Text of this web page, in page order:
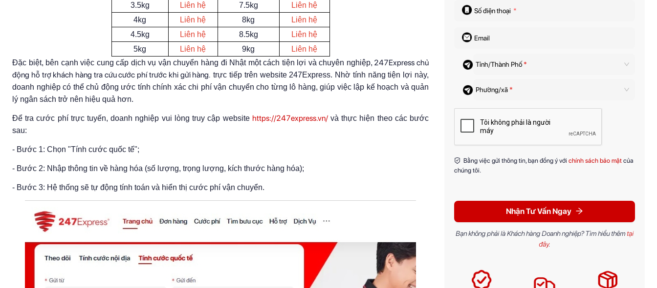
3.5kg
Liên hệ 7.5kg
Liên hệ
4kg
Liên hệ 8kg
Liên hệ
4.5kg
Liên hệ 8.5kg
Liên hệ
5kg
Liên hệ 9kg
Liên hệ
Đặc biệt, bên cạnh việc cung cấp dịch vụ vận chuyển hàng đi Nhật một cách tiện lợi và chuyên nghiệp, 247Express chủ
động hỗ trợ khách hàng tra cứu cước phí trước khi gửi hàng. trực tiếp trên website 247Express. Nhờ tính năng tiện lợi này,
doanh nghiệp có thể chủ động ước tính chính xác chi phí vận chuyển cho từng lô hàng, giúp việc lập kế hoạch và quản
lý ngân sách trở nên hiệu quả hơn.
Để tra cước phí trực tuyến, doanh nghiệp vui lòng truy cập website https://247express.vn/và thực hiện theo các bước
sau:
- Bước 1: Chọn "Tính cước quốc tế";
- Bước 2: Nhập thông tin về hàng hóa (số lượng, trọng lượng, kích thước hàng hóa);
- Bước 3: Hệ thống sẽ tự động tính toán và hiển thị cước phí vận chuyển.
Số điện thoại *
Email
Tỉnh/Thành Phố *
Phường/xã *
Bằng việc gửi thông tin, bạn đồng ý với chính sách bảo mật của
chúng tôi.
Nhận Tư Vấn Ngay
Bạn không phải là Khách hàng Doanh nghiệp? Tìm hiểu thêm tại
đây.